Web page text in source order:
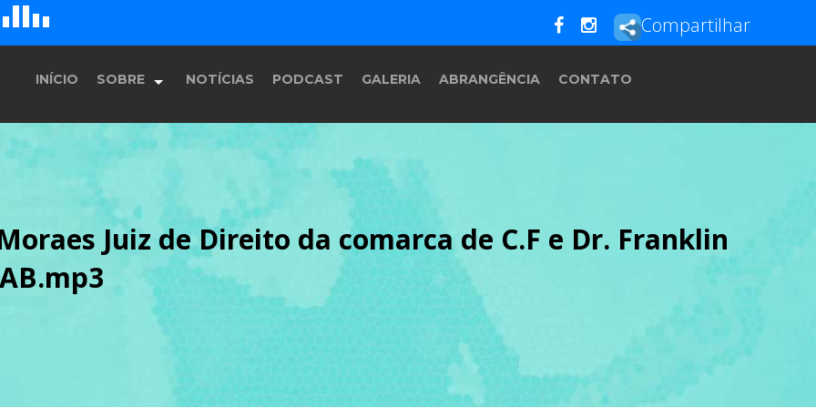
DE F
GH Compartilhar
INÍCIO SOBRE
História
Equipe
Programação
NOTÍCIAS PODCAST GALERIA ABRANGÊNCIA CONTATO
Juiz de Direito da comarca de C.F e Dr. Franklin